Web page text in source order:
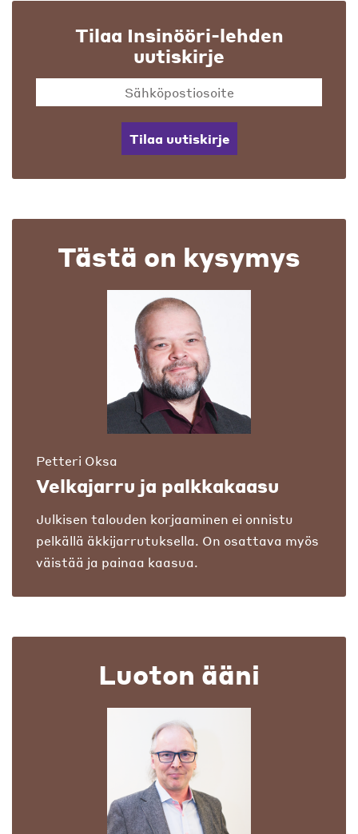
Tilaa Insinööri-lehden
uutiskirje
Tilaa uutiskirje
Tästä on kysymys
Petteri Oksa
Velkajarru ja palkkakaasu
Julkisen talouden korjaaminen ei onnistu
pelkällä äkkijarrutuksella. On osattava myös
väistää ja painaa kaasua.
Luoton ääni